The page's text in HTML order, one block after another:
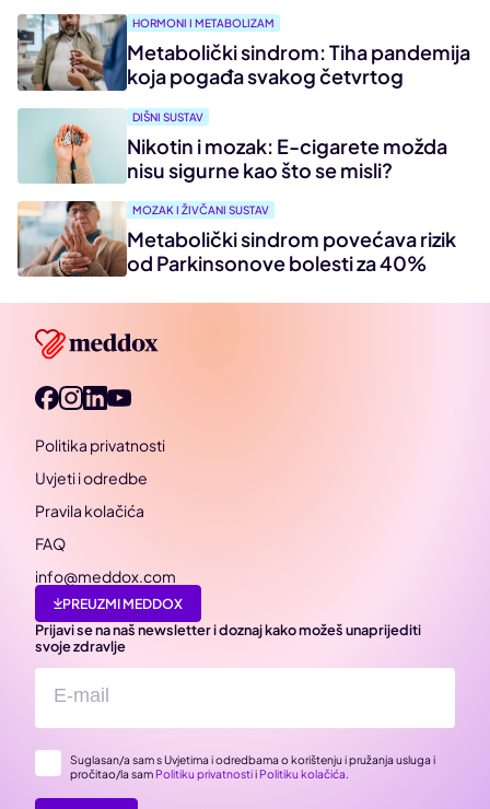
HORMONI I METABOLIZAM
Metabolički sindrom: Tiha pandemija
koja pogađa svakog četvrtog
DIŠNI SUSTAV
Nikotin i mozak: E-cigarete možda
nisu sigurne kao što se misli?
MOZAK I ŽIVČANI SUSTAV
Metabolički sindrom povećava rizik
od Parkinsonove bolesti za 40%
Politika privatnosti
Uvjeti i odredbe
Pravila kolačića
FAQ
info@meddox.com
PREUZMI MEDDOX
Prijavi se na naš newsletter i doznaj kako možeš unaprijediti
svoje zdravlje
Suglasan/a sam s Uvjetima i odredbama o korištenju i pružanja usluga i
pročitao/la sam Politiku privatnostii Politiku kolačića.